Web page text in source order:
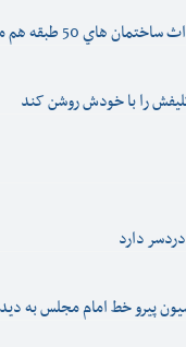
50 طبقه هم مجوز مي دهيم
را با خودش روشن کند
دارد
پيرو خط امام مجلس به